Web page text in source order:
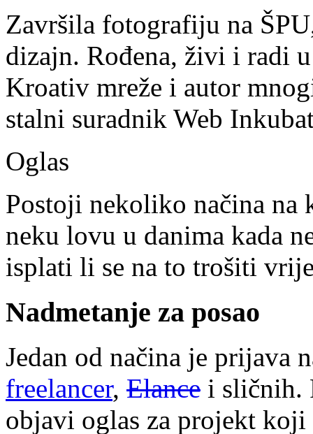
Završila fotografiju na
dizajn. Rođena, živi i radi
Kroativ mreže i autor
stalni suradnik Web
Oglas
Postoji nekoliko načina na
neku lovu u danima kada
isplati li se na to trošiti
Nadmetanje za posao
Jedan od načina je prijava
freelancer, Elance i sličnih.
objavi oglas za projekt